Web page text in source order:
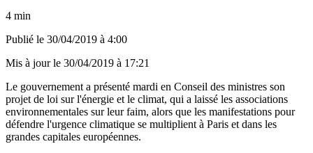
4 min
Publié le 30/04/2019 à 4:00
Mis à jour le 30/04/2019 à 17:21
Le gouvernement a présenté mardi en Conseil des ministres son
projet de loi sur l'énergie et le climat, qui a laissé les associations
environnementales sur leur faim, alors que les manifestations pour
défendre l'urgence climatique se multiplient à Paris et dans les
grandes capitales européennes.